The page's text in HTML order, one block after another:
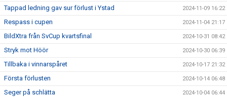
Tappad ledning gav sur förlust i Ystad 2024-11-09 16:22
Respass i cupen 2024-11-04 21:17
BildXtra från SvCup kvartsfinal 2024-10-31 08:42
Stryk mot Höör 2024-10-30 06:39
Tillbaka i vinnarspåret 2024-10-17 21:32
Första förlusten 2024-10-14 06:48
Seger på schlätta 2024-10-04 06:44